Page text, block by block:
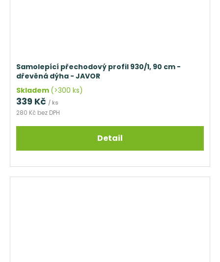
Samolepící přechodový profil 930/1, 90 cm -
dřevěná dýha - JAVOR
Skladem (>300 ks)
280 Kč bez DPH
339 Kč / ks
Detail